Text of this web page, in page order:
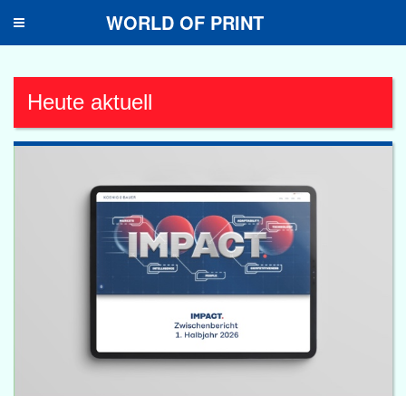
Toggle
WORLD OF PRINT
Heute aktuell